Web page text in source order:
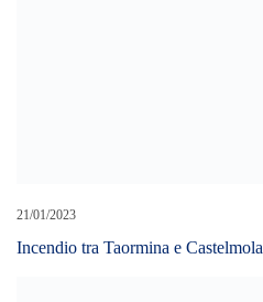
21/01/2023
Incendio tra Taormina e Castelmola